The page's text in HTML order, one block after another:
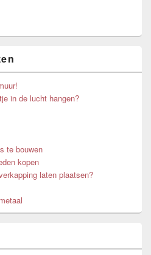
in de lucht hangen?
te bouwen
kopen
laten plaatsen?